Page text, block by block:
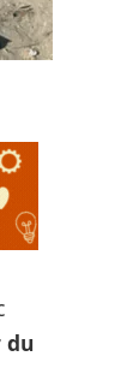
du